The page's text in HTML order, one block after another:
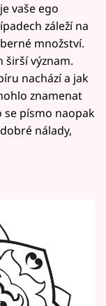
vaše ego
záleží na
množství.
širší význam.
nachází a jak
znamenat
se písmo naopak
nálady,